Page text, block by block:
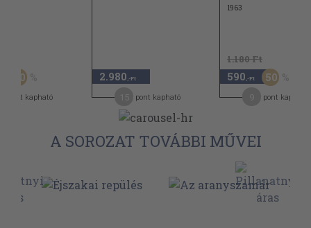
50
pont kapható
2.980 ,-Ft
pont kapható
1963
1.180 Ft
590 ,-Ft 50
pont kapható
A SOROZAT TOVÁBBI MŰVEI